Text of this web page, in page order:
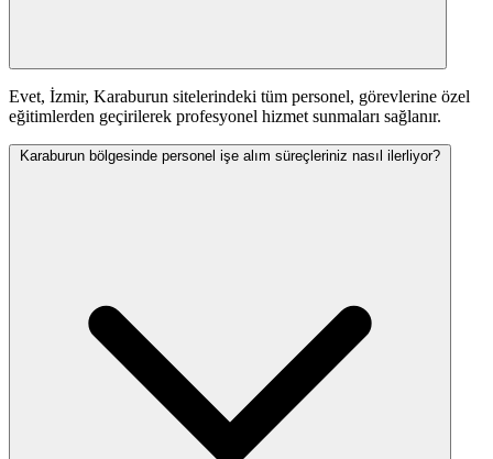
Evet, İzmir, Karaburun sitelerindeki tüm personel, görevlerine özel
eğitimlerden geçirilerek profesyonel hizmet sunmaları sağlanır.
Karaburun bölgesinde personel işe alım süreçleriniz nasıl ilerliyor?